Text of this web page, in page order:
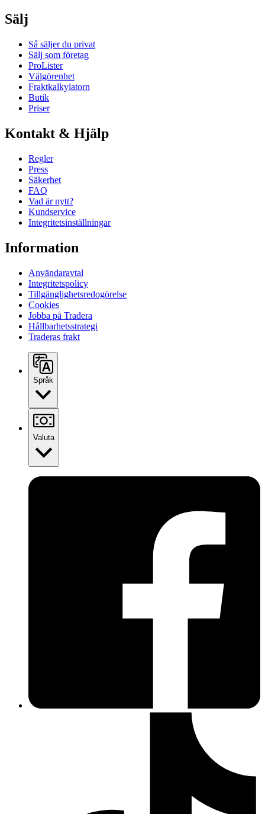
Sälj
Så säljer du privat
Sälj som företag
ProLister
Välgörenhet
Fraktkalkylatorn
Butik
Priser
Kontakt & Hjälp
Regler
Press
Säkerhet
FAQ
Vad är nytt?
Kundservice
Integritetsinställningar
Information
Användaravtal
Integritetspolicy
Tillgänglighetsredogörelse
Cookies
Jobba på Tradera
Hållbarhetsstrategi
Traderas frakt
Språk
Valuta